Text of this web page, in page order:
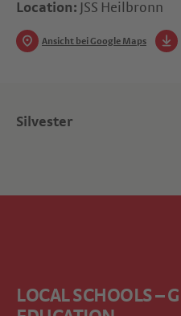
Location: JSS Heilbronn
Ansicht bei Google Maps
Silvester
LOCAL SCHOOLS –